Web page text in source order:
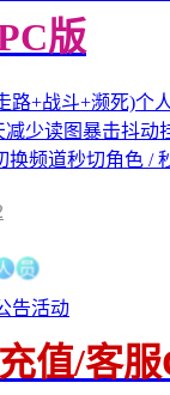
版
路+战斗+濒死)个
少读图暴击抖动
换频道秒切角色 /
员
告活动
值/客